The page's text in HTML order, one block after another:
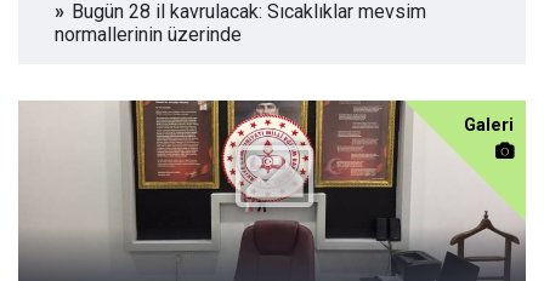
Bugün 28 il kavrulacak: Sıcaklıklar mevsim
normallerinin üzerinde
Galeri